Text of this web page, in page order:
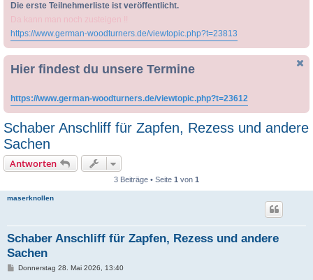
Die erste Teilnehmerliste ist veröffentlicht.
Da kann man noch zusteigen !!
https://www.german-woodturners.de/viewtopic.php?t=23813
Hier findest du unsere Termine
https://www.german-woodturners.de/viewtopic.php?t=23612
Schaber Anschliff für Zapfen, Rezess und andere
Sachen
Antworten
3 Beiträge • Seite 1 von 1
maserknollen
Schaber Anschliff für Zapfen, Rezess und andere
Sachen
BDonnerstag 28. Mai 2026, 13:40